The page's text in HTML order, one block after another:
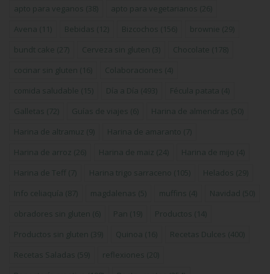
apto para veganos (38) apto para vegetarianos (26)
Avena (11) Bebidas (12) Bizcochos (156) brownie (29)
bundt cake (27) Cerveza sin gluten (3) Chocolate (178)
cocinar sin gluten (16) Colaboraciones (4)
comida saludable (15) Día a Día (493) Fécula patata (4)
Galletas (72) Guías de viajes (6) Harina de almendras (50)
Harina de altramuz (9) Harina de amaranto (7)
Harina de arroz (26) Harina de maiz (24) Harina de mijo (4)
Harina de Teff (7) Harina trigo sarraceno (105) Helados (29)
Info celiaquía (87) magdalenas (5) muffins (4) Navidad (50)
obradores sin gluten (6) Pan (19) Productos (14)
Productos sin gluten (39) Quinoa (16) Recetas Dulces (400)
Recetas Saladas (59) reflexiones (20)